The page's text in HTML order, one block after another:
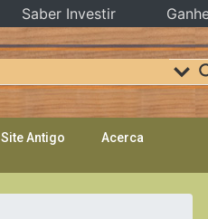
Site Antigo Acerca
Saber Investir